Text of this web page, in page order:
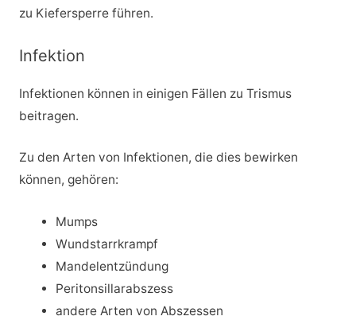
zu Kiefersperre führen.
Infektion
Infektionen können in einigen Fällen zu Trismus
beitragen.
Zu den Arten von Infektionen, die dies bewirken
können, gehören:
Mumps
Wundstarrkrampf
Mandelentzündung
Peritonsillarabszess
andere Arten von Abszessen